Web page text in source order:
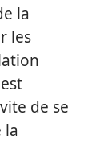
la
les
de se
la